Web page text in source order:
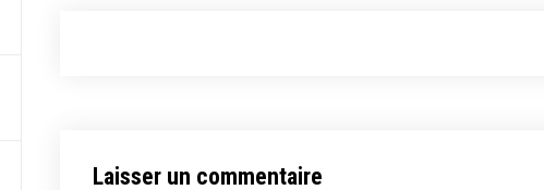
Laisser un commentaire